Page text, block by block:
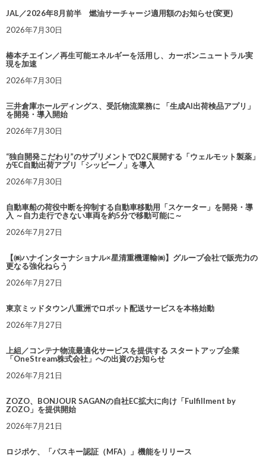
JAL／2026年8月前半 燃油サーチャージ適用額のお知らせ(変更)
2026年7月30日
椿本チエイン／再生可能エネルギーを活用し、カーボンニュートラル実
現を加速
2026年7月30日
三井倉庫ホールディングス、受託物流業務に 「生成AI出荷検品アプリ」
を開発・導入開始
2026年7月30日
“独自開発こだわり”のサプリメントでD2C展開する「ウェルモット製薬」
がEC自動出荷アプリ「シッピーノ」を導入
2026年7月30日
自動車船の荷役中断を抑制する自動車移動用「スケーター」を開発・導
入 ～自力走行できない車両を約5分で移動可能に～
2026年7月27日
【㈱ハナインターナショナル×星清重機運輸㈱】グループ会社で販売力の
更なる強化ねらう
2026年7月27日
東京ミッドタウン八重洲でロボット配送サービスを本格始動
2026年7月27日
上組／コンテナ物流最適化サービスを提供する スタートアップ企業
「OneStream株式会社」への出資のお知らせ
2026年7月21日
ZOZO、BONJOUR SAGANの自社EC拡大に向け「Fulfillment by
ZOZO」を提供開始
2026年7月21日
ロジポケ、「パスキー認証（MFA）」機能をリリース